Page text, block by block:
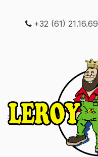
+32 (61) 21.16.69